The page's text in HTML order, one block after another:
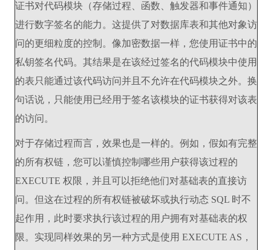
证书对代码模块（存储过程、函数、触发器和事件通知）
进行数字签名的能力。这提供了对数据库表和其他对象访
问的更细粒度的控制。像加密数据一样，您使用证书中的
私钥签名代码。其结果是在该经过签名的代码模块中使用
的表只能通过该代码访问并且不允许在代码模块之外。换
句话说，只能使用已经用于签名该模块的证书获得对该表
的访问。
对于存储过程而言，效果也是一样的。例如，假如有完整
的所有权链，您可以谨慎控制哪些用户获得该过程的
EXECUTE 权限，并且可以拒绝他们对基础表的直接访
问。但这在过程的所有权链被破坏或执行动态 SQL 时不
起作用，此时要求执行该过程的用户拥有对基础表的权
限。实现同样效果的另一种方式是使用 EXECUTE AS，